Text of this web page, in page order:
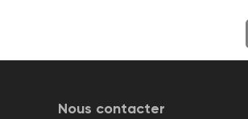
Nous contacter